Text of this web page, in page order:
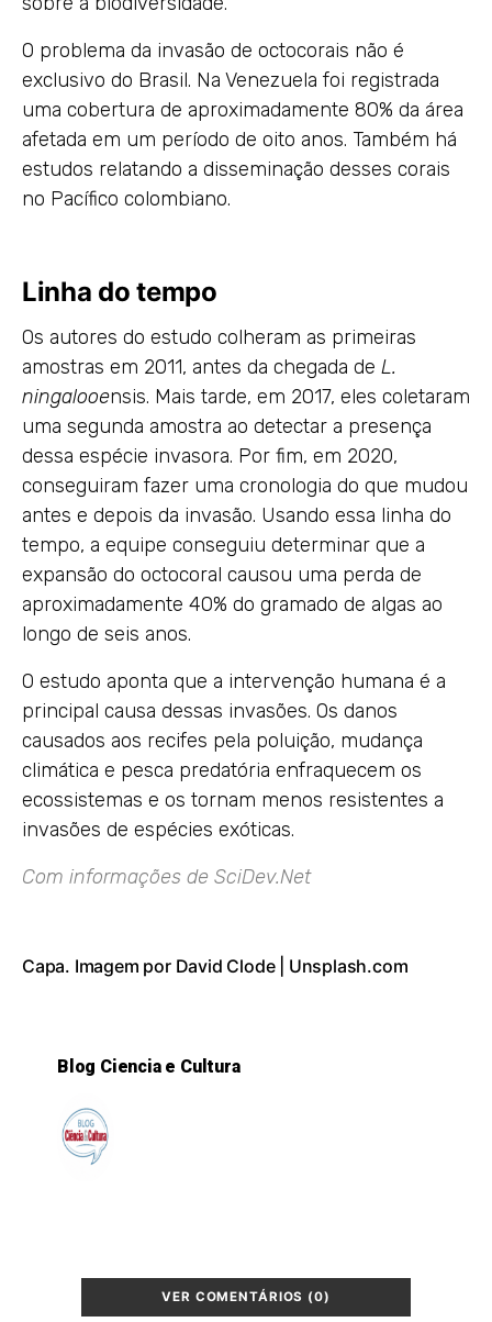
O problema da invasão de octocorais não é
exclusivo do Brasil. Na Venezuela foi registrada
uma cobertura de aproximadamente 80% da área
afetada em um período de oito anos. Também há
estudos relatando a disseminação desses corais
no Pacífico colombiano.
Linha do tempo
Os autores do estudo colheram as primeiras
amostras em 2011, antes da chegada de L.
ningalooensis. Mais tarde, em 2017, eles coletaram
uma segunda amostra ao detectar a presença
dessa espécie invasora. Por fim, em 2020,
conseguiram fazer uma cronologia do que mudou
antes e depois da invasão. Usando essa linha do
tempo, a equipe conseguiu determinar que a
expansão do octocoral causou uma perda de
aproximadamente 40% do gramado de algas ao
longo de seis anos.
O estudo aponta que a intervenção humana é a
principal causa dessas invasões. Os danos
causados ​​aos recifes pela poluição, mudança
climática e pesca predatória enfraquecem os
ecossistemas e os tornam menos resistentes a
invasões de espécies exóticas.
Com informações de SciDev.Net
Capa. Imagem por David Clode| Unsplash.com
Blog Ciencia e Cultura
VER COMENTÁRIOS (0)